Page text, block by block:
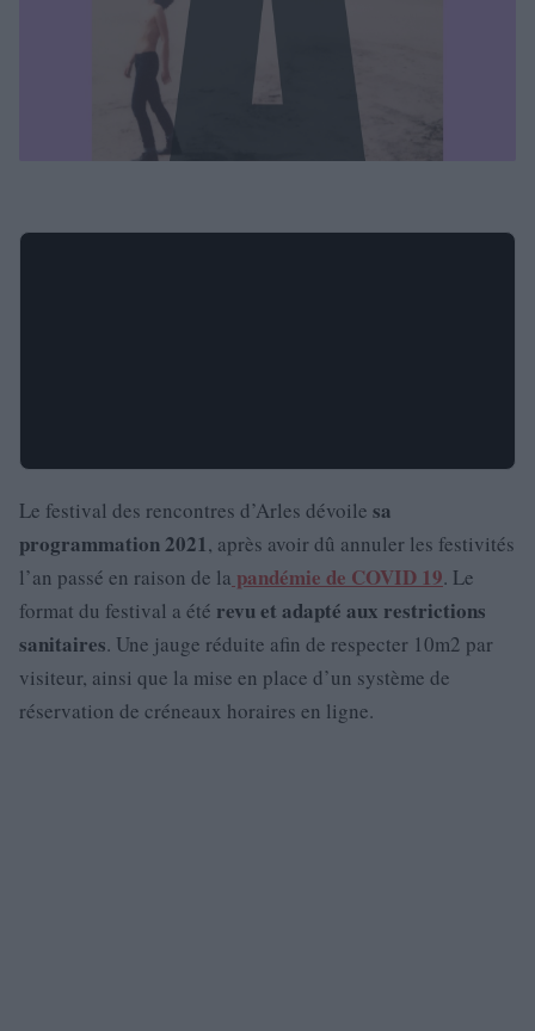
Le festival des rencontres d’Arles dévoile sa
programmation 2021, après avoir dû annuler les festivités
l’an passé en raison de la pandémie de COVID 19. Le
format du festival a été revu et adapté aux restrictions
sanitaires. Une jauge réduite afin de respecter 10m2 par
visiteur, ainsi que la mise en place d’un système de
réservation de créneaux horaires en ligne.